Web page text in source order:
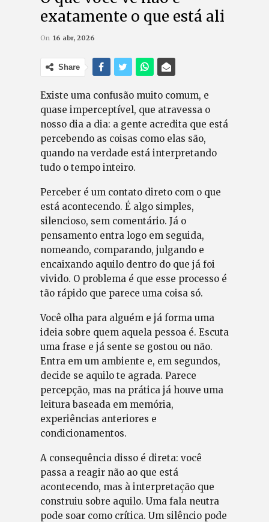
exatamente o que está ali
On 16 abr, 2026
Share
Existe uma confusão muito comum, e
quase imperceptível, que atravessa o
nosso dia a dia: a gente acredita que está
percebendo as coisas como elas são,
quando na verdade está interpretando
tudo o tempo inteiro.
Perceber é um contato direto com o que
está acontecendo. É algo simples,
silencioso, sem comentário. Já o
pensamento entra logo em seguida,
nomeando, comparando, julgando e
encaixando aquilo dentro do que já foi
vivido. O problema é que esse processo é
tão rápido que parece uma coisa só.
Você olha para alguém e já forma uma
ideia sobre quem aquela pessoa é. Escuta
uma frase e já sente se gostou ou não.
Entra em um ambiente e, em segundos,
decide se aquilo te agrada. Parece
percepção, mas na prática já houve uma
leitura baseada em memória,
experiências anteriores e
condicionamentos.
A consequência disso é direta: você
passa a reagir não ao que está
acontecendo, mas à interpretação que
construiu sobre aquilo. Uma fala neutra
pode soar como crítica. Um silêncio pode